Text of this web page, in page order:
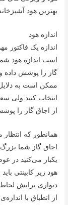
بهترین هود
اندازه هود
اندازه یک فاکتور
است اندازه هود
گاز را پوشش داده
ممکن است به دلایل
انتخاب کنید ولی
از اجاق گاز را
همانطور که انتظار
اجاق گاز شما بزرگ
یکبار می‌کنید در
هود زیر کابینتی
دیواری برایش
از انطباق با